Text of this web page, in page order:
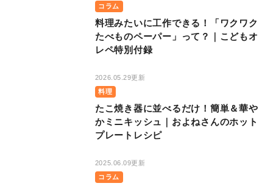
コラム
料理みたいに工作できる！「ワクワク
たべものペーパー」って？｜こどもオ
レペ特別付録
2026.05.29更新
料理
たこ焼き器に並べるだけ！簡単＆華や
かミニキッシュ｜およねさんのホット
プレートレシピ
2025.06.09更新
コラム